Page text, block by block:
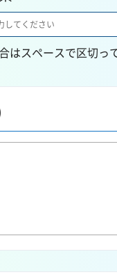
はスペースで区切っ